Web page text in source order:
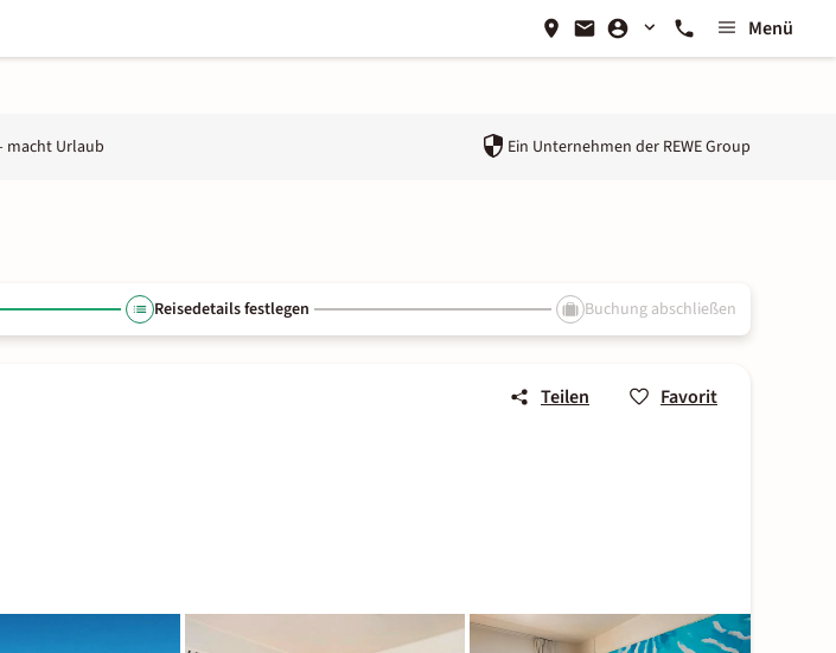
Menü
macht Urlaub Ein Unternehmen der REWE Group
Reisedetails festlegen Buchung abschließen
Teilen Favorit